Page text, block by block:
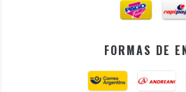
FORMAS DE